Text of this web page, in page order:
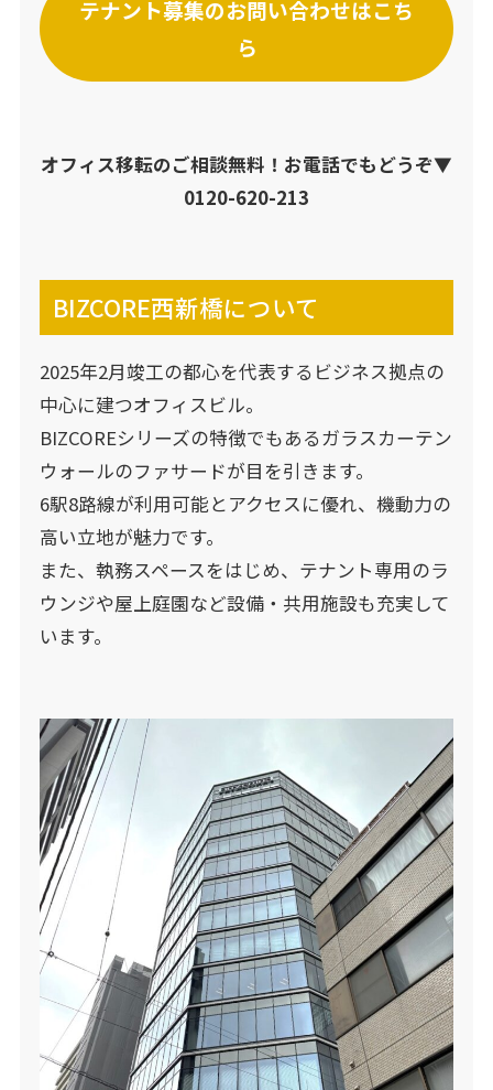
テナント募集のお問い合わせはこち
ら
オフィス移転のご相談無料！お電話でもどうぞ▼
0120-620-213
BIZCORE西新橋について
2025年2月竣工の都心を代表するビジネス拠点の
中心に建つオフィスビル。
BIZCOREシリーズの特徴でもあるガラスカーテン
ウォールのファサードが目を引きます。
6駅8路線が利用可能とアクセスに優れ、機動力の
高い立地が魅力です。
また、執務スペースをはじめ、テナント専用のラ
ウンジや屋上庭園など設備・共用施設も充実して
います。